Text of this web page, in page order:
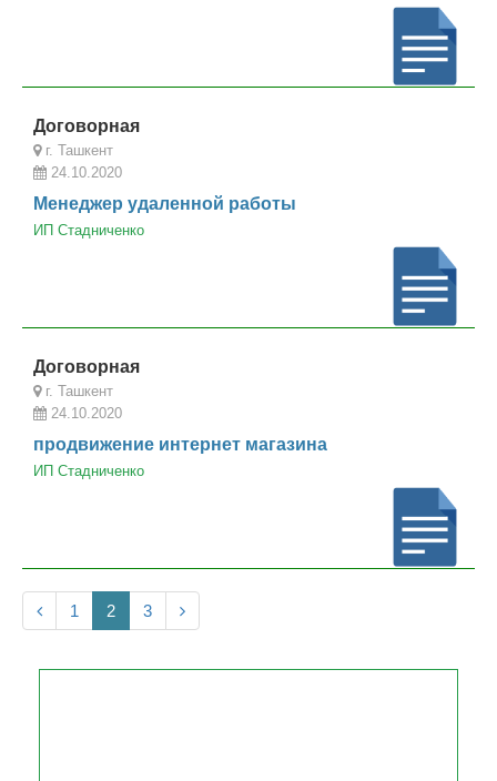
Договорная
г. Ташкент
24.10.2020
Менеджер удаленной работы
ИП Стадниченко
Договорная
г. Ташкент
24.10.2020
продвижение интернет магазина
ИП Стадниченко
1 2 3